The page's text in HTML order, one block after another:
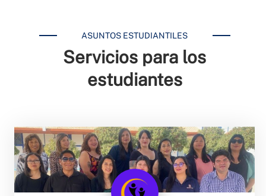
ASUNTOS ESTUDIANTILES
Servicios para los
estudiantes